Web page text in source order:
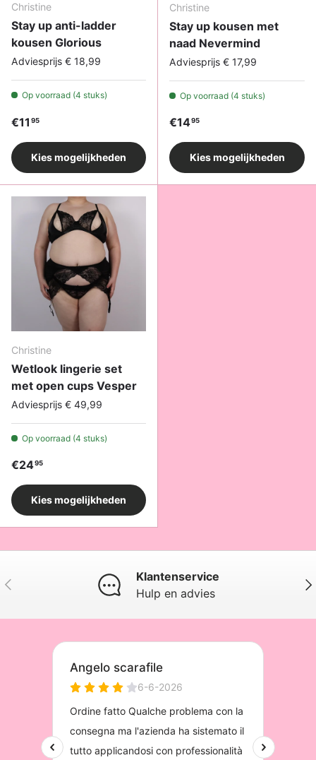
Christine
Stay up anti-ladder
kousen Glorious
Adviesprijs € 18,99
Op voorraad (4 stuks)
Reguliere prijs
€11 95
Kies mogelijkheden
Christine
Stay up kousen met
naad Nevermind
Adviesprijs € 17,99
Op voorraad (4 stuks)
Reguliere prijs
€1495
Kies mogelijkheden
Christine
Wetlook lingerie set
met open cups Vesper
Adviesprijs € 49,99
Op voorraad (4 stuks)
Reguliere prijs
€2495
Kies mogelijkheden
Vorige
Klantenservice
Hulp en advies